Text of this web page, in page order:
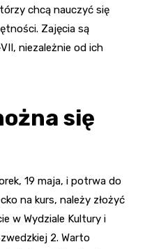
chcą nauczyć się
Zajęcia są
niezależnie od ich
się
19 maja, i potrwa do
na kurs, należy złożyć
w Wydziale Kultury i
2. Warto